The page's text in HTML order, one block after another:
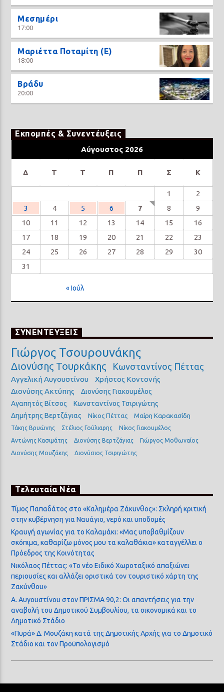
Μεσημέρι
17:00
Μαριέττα Ποταμίτη (Ε)
18:00
Βράδυ
20:00
Εκπομπές & Συνεντέυξεις
Αύγουστος 2026
Δ Τ Τ Π Π Σ Κ
1
2
3
4 5 6 7 8
9
10
11 12 13 14 15
16
17
18 19 20 21 22
23
24
25 26 27 28 29
30
31
« Ιούλ
ΣΥΝΕΝΤΕΥΞΕΙΣ
Γιώργος Τσουρουνάκης
Διονύσης Τουρκάκης Κωνσταντίνος Πέττας
Αγγελική Αυγουστίνου
Χρήστος Κοντονής
Διονύσης Ακτύπης
Διονύσης Γιακουμέλος
Αγαπητός Βίτσος
Κωνσταντίνος Τσιριγώτης
Δημήτρης Βερτζάγιας
Νίκος Πέττας Μαίρη Καρακασίδη
Τάκης Βρυώνης Στέλιος Γούλιαρης
Νίκος Γιακουμέλος
Αντώνης Κασιμάτης
Διονύσης Βερτζάγιας
Γιώργος Μοθωναίος
Διονύσης Μουζάκης
Διονύσιος Τσιριγώτης
Τελευταία Νέα
Τίμος Παπαδάτος στο «Καλημέρα Ζάκυνθος»: Σκληρή κριτική
στην κυβέρνηση για Ναυάγιο, νερό και υποδομές
Κραυγή αγωνίας για το Καλαμάκι: «Μας υποβαθμίζουν
σκόπιμα, καθαρίζω μόνος μου τα καλαθάκια» καταγγέλλει ο
Πρόεδρος της Κοινότητας
Νικόλαος Πέττας: «Το νέο Ειδικό Χωροταξικό απαξιώνει
περιουσίες και αλλάζει οριστικά τον τουριστικό χάρτη της
Ζακύνθου»
Α. Αυγουστίνου στον ΠΡΙΣΜΑ 90,2: Οι απαντήσεις για την
αναβολή του Δημοτικού Συμβουλίου, τα οικονομικά και το
Δημοτικό Στάδιο
«Πυρά» Δ. Μουζάκη κατά της Δημοτικής Αρχής για το Δημοτικό
Στάδιο και τον Προϋπολογισμό